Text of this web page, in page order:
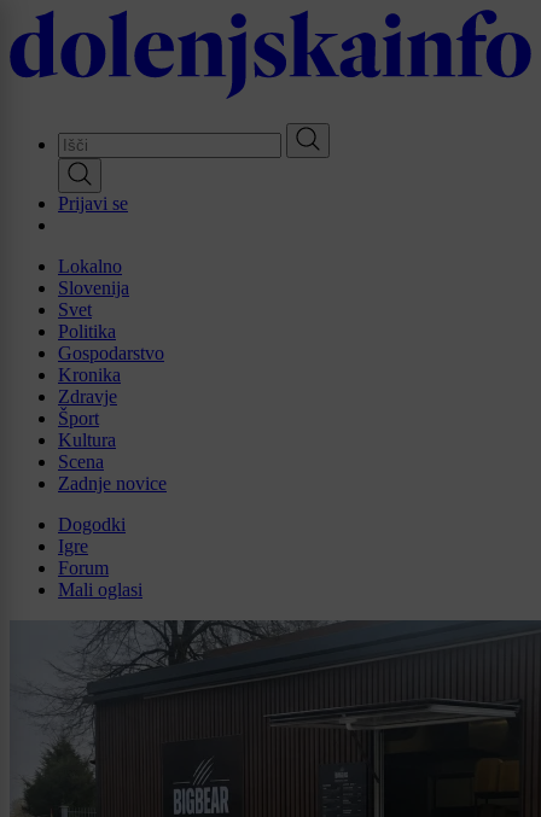
Skip
to
main
Prijavi se
Lokalno
Slovenija
Svet
Politika
Gospodarstvo
Kronika
Zdravje
Šport
Kultura
Scena
Zadnje novice
Dogodki
Igre
Forum
Mali oglasi